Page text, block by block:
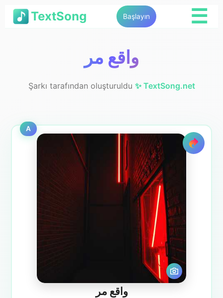
TextSong Başlayın
☰
واقع مر
Şarkı tarafından oluşturuldu ✨ TextSong.net
A
واقع مر